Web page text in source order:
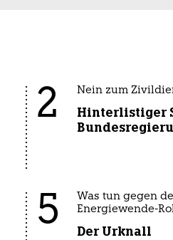
2 Nein zum
Hinterlistiger
5
Was tun gegen
Energiewende-
Der Urknall